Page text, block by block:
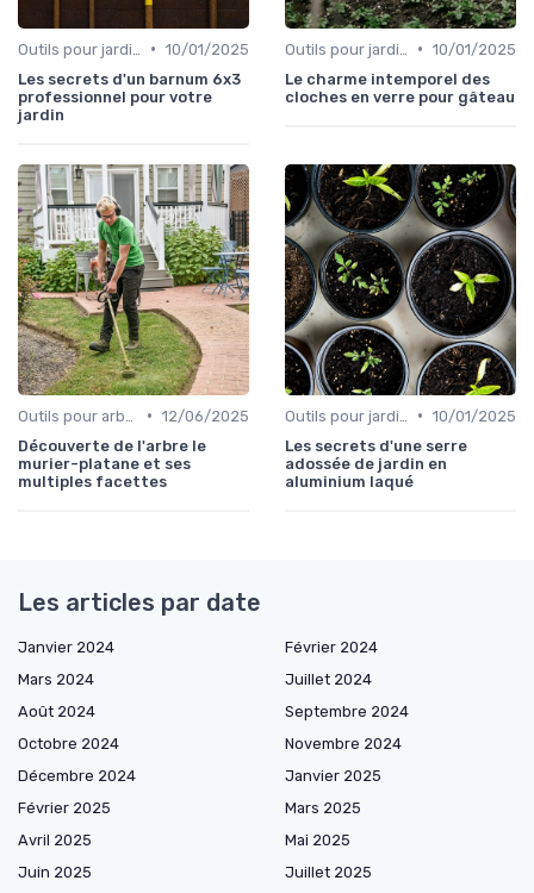
• 10/01/2025
Les secrets d'un barnum 6x3
professionnel pour votre
jardin
• 10/01/2025
Le charme intemporel des
cloches en verre pour gâteau
• 12/06/2025
Découverte de l'arbre le
murier-platane et ses
multiples facettes
• 10/01/2025
Les secrets d'une serre
adossée de jardin en
aluminium laqué
Les articles par date
Janvier 2024
Février 2024
Mars 2024
Juillet 2024
Août 2024
Septembre 2024
Octobre 2024
Novembre 2024
Décembre 2024
Janvier 2025
Février 2025
Mars 2025
Avril 2025
Mai 2025
Juin 2025
Juillet 2025